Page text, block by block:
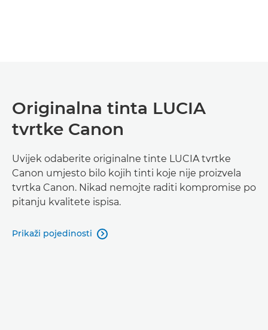
Originalna tinta LUCIA
tvrtke Canon
Uvijek odaberite originalne tinte LUCIA tvrtke
Canon umjesto bilo kojih tinti koje nije proizvela
tvrtka Canon. Nikad nemojte raditi kompromise po
pitanju kvalitete ispisa.
Prikaži pojedinosti 